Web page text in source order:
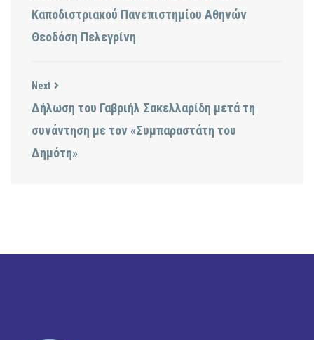
Καποδιστριακού Πανεπιστημίου Αθηνών
Θεοδόση Πελεγρίνη
Next
Δήλωση του Γαβριήλ Σακελλαρίδη μετά τη
συνάντηση με τον «Συμπαραστάτη του
Δημότη»